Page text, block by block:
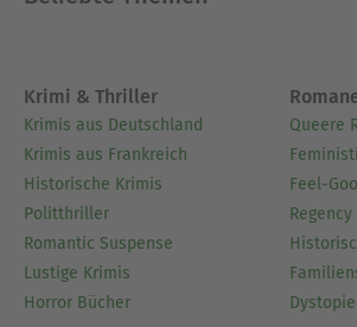
Krimi & Thriller
Krimis aus Deutschland
Krimis aus Frankreich
Historische Krimis
Politthriller
Romantic Suspense
Lustige Krimis
Horror Bücher
Queere
Feel-